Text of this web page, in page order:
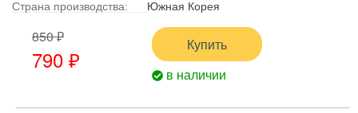
Страна производства:
Южная Корея
850 ₽
790 ₽
Купить
в наличии